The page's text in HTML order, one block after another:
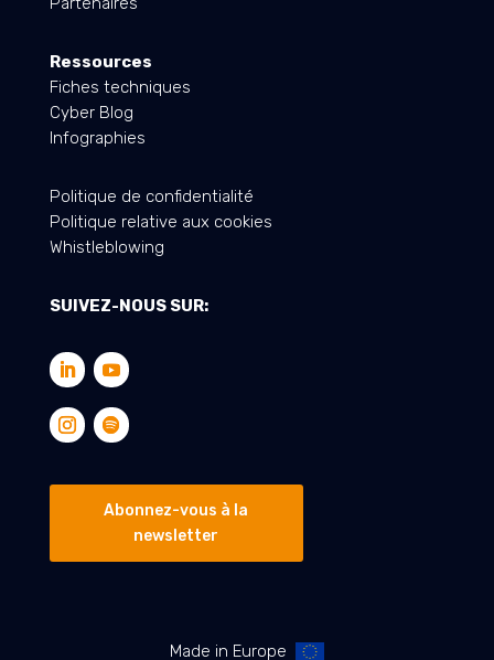
Ressources
Fiches techniques
Cyber Blog
Infographies
Politique de confidentialité
Politique relative aux cookies
Whistleblowing
SUIVEZ-NOUS SUR:
Abonnez-vous à la
newsletter
Made in Europe